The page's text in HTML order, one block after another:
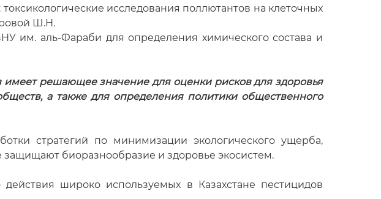
исследования поллютантов на клеточных
Ш.Н.
им. аль-Фараби для определения химического состава и
имеет решающее значение для оценки рисков для здоровья
а также для определения политики общественного
стратегий по минимизации экологического ущерба,
биоразнообразие и здоровье экосистем.
действия широко используемых в Казахстане пестицидов